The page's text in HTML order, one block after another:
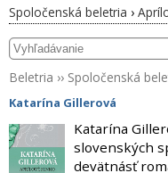
Spoločenská beletria ›
Beletria ›› Spoločenská
Katarína Gillerová
Katarína
slovenských
devätnásť